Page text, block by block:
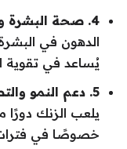
4. صحة البشرة والشعر :
الدهون في
يُساعد في تقوية
5. دعم النمو والتطور :
يلعب الزنك
خصوصًا في فترات